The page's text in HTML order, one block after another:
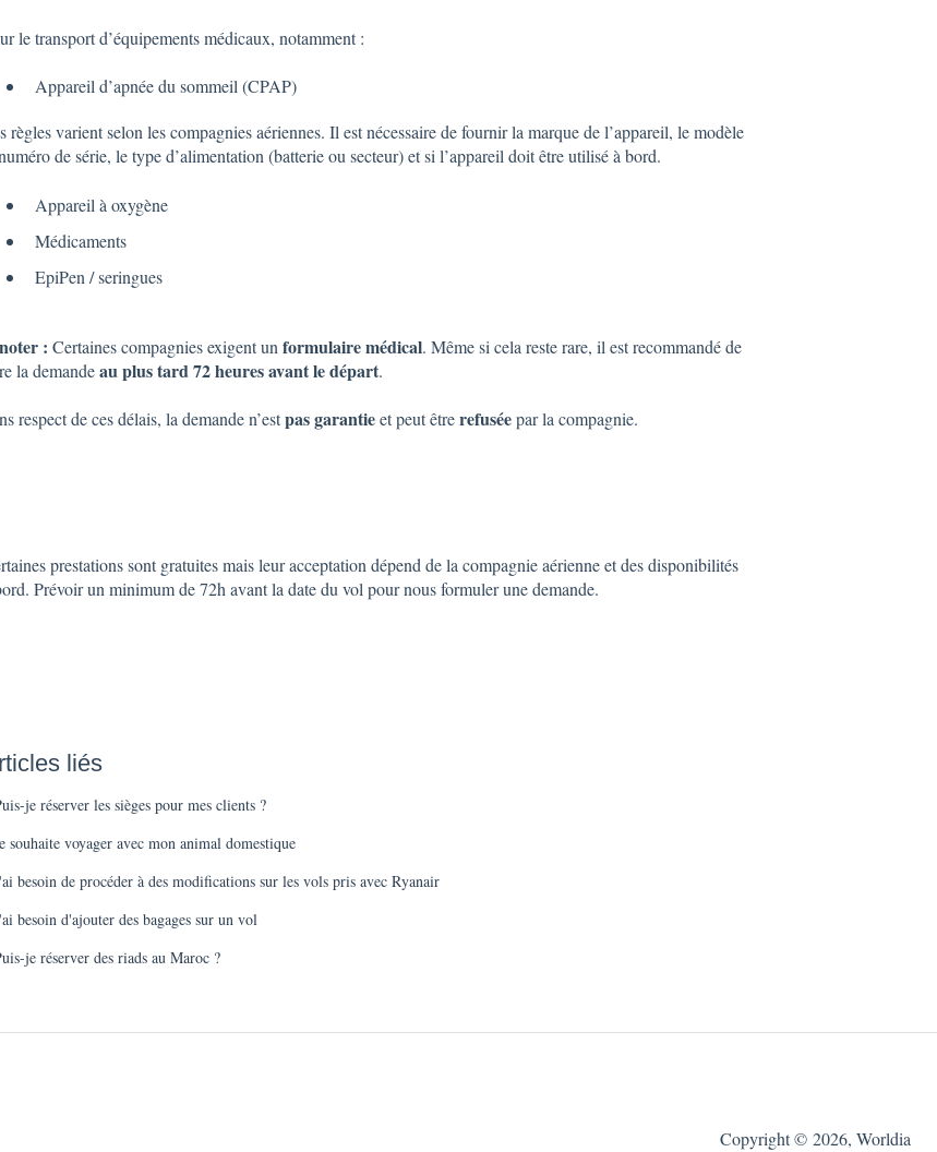
le transport d’équipements médicaux, notamment :
Appareil d’apnée du sommeil (CPAP)
règles varient selon les compagnies aériennes. Il est nécessaire de fournir la marque de l’appareil, le modèle
de série, le type d’alimentation (batterie ou secteur) et si l’appareil doit être utilisé à bord.
Appareil à oxygène
Médicaments
EpiPen / seringues
: Certaines compagnies exigent un formulaire médical. Même si cela reste rare, il est recommandé de
la demandeau plus tard 72 heures avant le départ.
respect de ces délais, la demande n’estpas garantieet peut êtrerefuséepar la compagnie.
prestations sont gratuites mais leur acceptation dépend de la compagnie aérienne et des disponibilités
Prévoir un minimum de 72h avant la date du vol pour nous formuler une demande.
liés
je réserver les sièges pour mes clients ?
souhaite voyager avec mon animal domestique
besoin de procéder à des modifications sur les vols pris avec Ryanair
besoin d'ajouter des bagages sur un vol
je réserver des riads au Maroc ?
Copyright © 2026, Worldia